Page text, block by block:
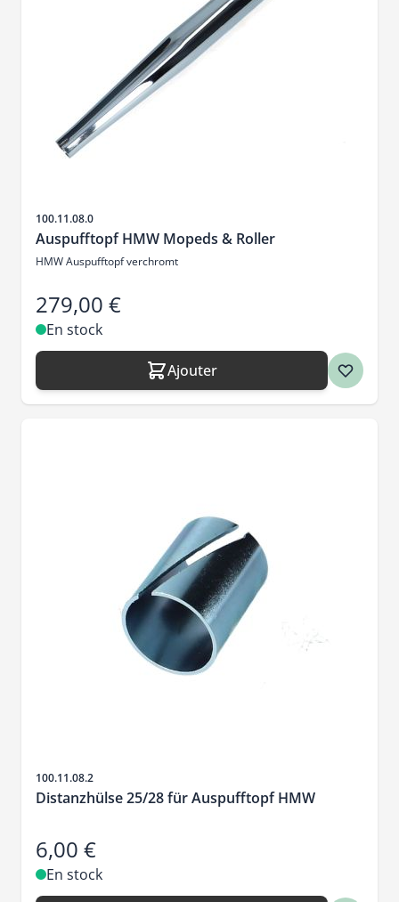
SKU
100.11.08.0
Auspufftopf HMW Mopeds & Roller
HMW Auspufftopf verchromt
279,00 €
En stock
Ajouter
SKU
100.11.08.2
Distanzhülse 25/28 für Auspufftopf HMW
6,00 €
En stock